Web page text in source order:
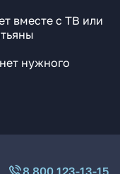
вместе с ТВ или
нужного
8 800 123-13-15